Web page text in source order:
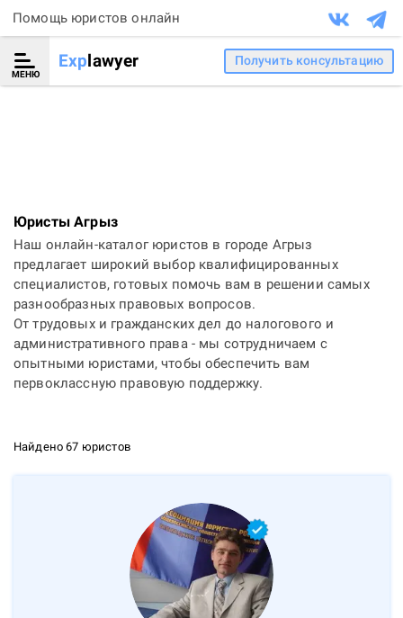
Помощь юристов онлайн
МЕНЮ
Explawyer Получить консультацию
Юристы Агрыз
Наш онлайн-каталог юристов в городе Агрыз
предлагает широкий выбор квалифицированных
специалистов, готовых помочь вам в решении самых
разнообразных правовых вопросов.
От трудовых и гражданских дел до налогового и
административного права - мы сотрудничаем с
опытными юристами, чтобы обеспечить вам
первоклассную правовую поддержку.
Найдено 67 юристов